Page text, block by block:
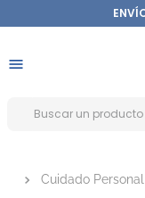
Cuidado Personal